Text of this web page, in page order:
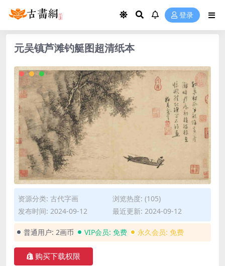
登录
元吴镇芦滩钓艇图超清纸本
资源分类: 古代字画
浏览热度: (105)
发布时间: 2024-09-12
最近更新: 2024-09-12
普通用户: 2画币 VIP会员: 免费 永久会员: 免费
购买下载权限